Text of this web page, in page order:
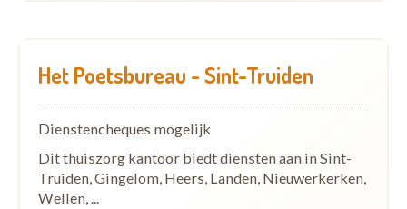
Het Poetsbureau - Sint-Truiden
Dienstencheques mogelijk
Dit thuiszorg kantoor biedt diensten aan in Sint-
Truiden, Gingelom, Heers, Landen, Nieuwerkerken,
Wellen, ...